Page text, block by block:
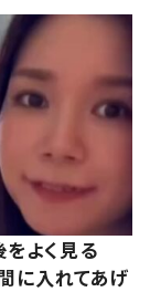
をよく見る
に入れてあげ